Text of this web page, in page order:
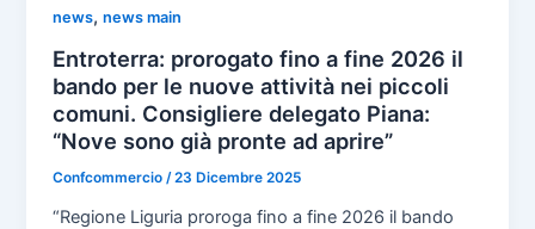
news,news main
Entroterra: prorogato fino a fine 2026 il
bando per le nuove attività nei piccoli
comuni. Consigliere delegato Piana:
“Nove sono già pronte ad aprire”
Confcommercio /23 Dicembre 2025
“Regione Liguria proroga fino a fine 2026 il bando